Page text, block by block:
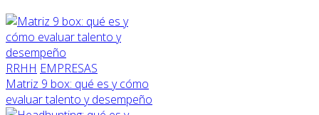
RRHH EMPRESAS
Matriz 9 box: qué es y cómo
evaluar talento y desempeño